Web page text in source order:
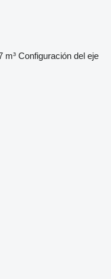
m³ Configuración del eje